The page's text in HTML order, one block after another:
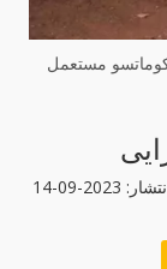
مستعمل
نویسنده:ویرایشگر سایت زمان انتشار: 2023-09-14